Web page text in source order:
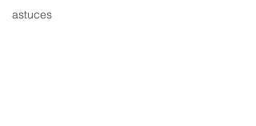
astuces